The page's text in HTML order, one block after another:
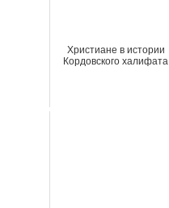
Христиане в истории
Кордовского халифата